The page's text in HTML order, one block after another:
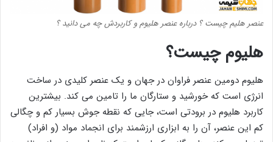
عنصر هلیم چیست ؟ درباره عنصر هلیوم و کاربردش چه می دانید ؟
هلیوم چیست؟
هلیوم دومین عنصر فراوان در جهان و یک عنصر کلیدی در ساخت
انرژی است که خورشید و ستارگان ما را تامین می کند. بیشترین
کاربرد هلیوم در برودتی است، جایی که نقطه جوش بسیار کم و چگالی
کم این عنصر، آن را به ابزاری ارزشمند برای انجماد مواد (و افراد)